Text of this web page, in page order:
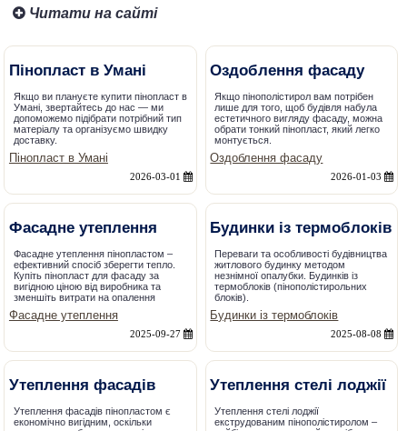
Читати на сайті
Пінопласт в Умані
Якщо ви плануєте купити пінопласт в
Умані, звертайтесь до нас — ми
допоможемо підібрати потрібний тип
матеріалу та організуємо швидку
доставку.
Пінопласт в Умані
2026-03-01
Оздоблення фасаду
Якщо пінополістирол вам потрібен
лише для того, щоб будівля набула
естетичного вигляду фасаду, можна
обрати тонкий пінопласт, який легко
монтується.
Оздоблення фасаду
2026-01-03
Фасадне утеплення
Фасадне утеплення пінопластом –
ефективний спосіб зберегти тепло.
Купіть пінопласт для фасаду за
вигідною ціною від виробника та
зменшіть витрати на опалення
Фасадне утеплення
2025-09-27
Будинки із термоблоків
Переваги та особливості будівництва
житлового будинку методом
незнімної опалубки. Будинків із
термоблоків (пінополістирольних
блоків).
Будинки із термоблоків
2025-08-08
Утеплення фасадів
Утеплення фасадів пінопластом є
економічно вигідним, оскільки
Утеплення стелі лоджії
Утеплення стелі лоджії
екструдованим пінополістиролом –